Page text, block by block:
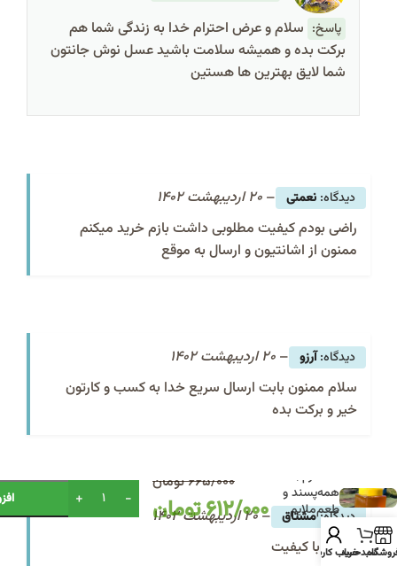
پاسخ: سلام و عرض احترام خدا به زندگی شما هم
برکت بده و همیشه سلامت باشید عسل نوش جانتون
شما لایق بهترین ها هستین
نعمتی – 20 اردیبهشت 1402
راضی بودم کیفیت مطلوبی داشت بازم خرید میکنم
ممنون از اشانتیون و ارسال به موقع
آرزو – 20 اردیبهشت 1402
سلام ممنون بابت ارسال سریع خدا به کسب و کارتون
خیر و برکت بده
مشتاق –20 اردیبهشت 1402
عالی و با کیفیتسبد خریدحساب کاربری
500 گرم |
همه‌پسند و
طعم‌ملایم
665/000تومان
612/000تومان
Alternative: